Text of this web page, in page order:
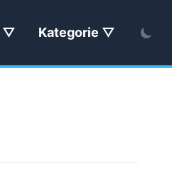
Kategorie